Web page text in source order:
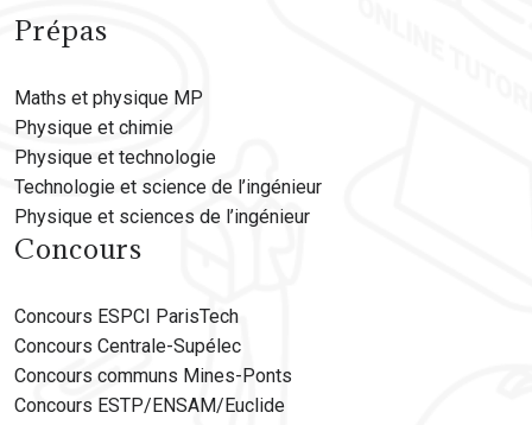
Prépas
Maths et physique MP
Physique et chimie
Physique et technologie
Technologie et science de l’ingénieur
Physique et sciences de l’ingénieur
Concours
Concours ESPCI ParisTech
Concours Centrale-Supélec
Concours communs Mines-Ponts
Concours ESTP/ENSAM/Euclide